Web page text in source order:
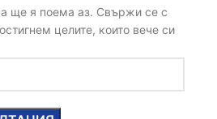
ще я поема аз. Свържи се с
целите, които вече си